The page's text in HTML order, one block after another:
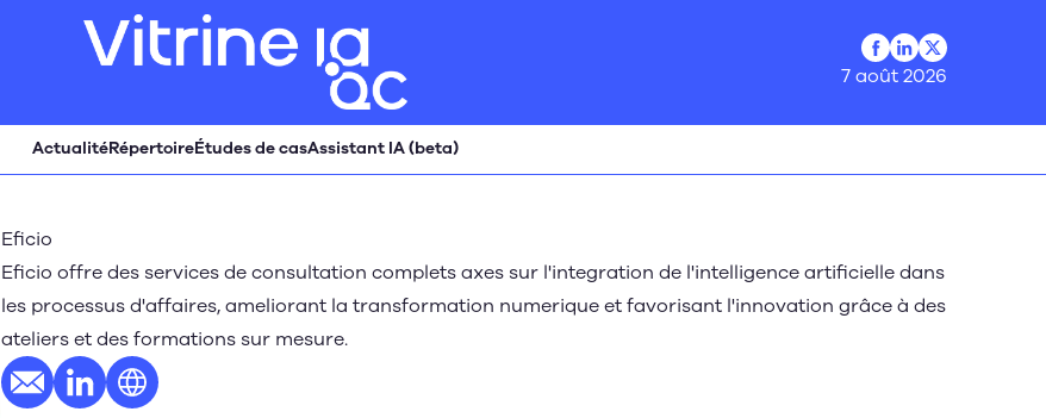
Profil Facebook
Profil LinkedIn
Profil Twitter
7 août 2026
ActualitéRépertoireÉtudes de casAssistant IA (beta)
Eficio
Eficio offre des services de consultation complets axes sur l'integration de l'intelligence artificielle dans
les processus d'affaires, ameliorant la transformation numerique et favorisant l'innovation grâce à des
ateliers et des formations sur mesure.
E-mailProfil LinkedIn
Site web